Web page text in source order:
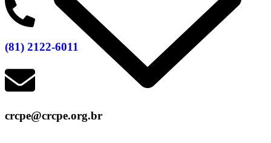
(81) 2122-6011
crcpe@crcpe.org.br